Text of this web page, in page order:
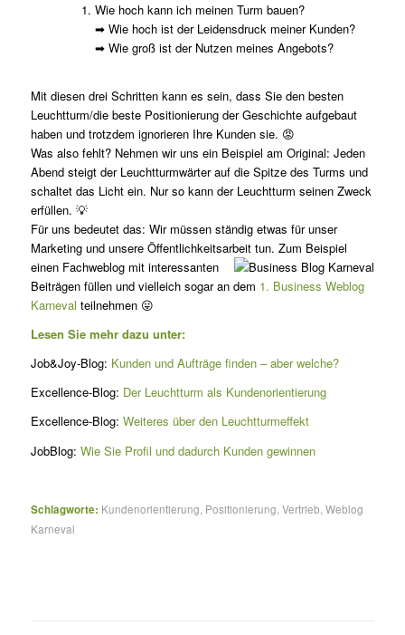
Wie hoch kann ich meinen Turm bauen?
➡ Wie hoch ist der Leidensdruck meiner Kunden?
➡ Wie groß ist der Nutzen meines Angebots?
Mit diesen drei Schritten kann es sein, dass Sie den besten
Leuchtturm/die beste Positionierung der Geschichte aufgebaut
haben und trotzdem ignorieren Ihre Kunden sie. 😡
Was also fehlt? Nehmen wir uns ein Beispiel am Original: Jeden
Abend steigt der Leuchtturmwärter auf die Spitze des Turms und
schaltet das Licht ein. Nur so kann der Leuchtturm seinen Zweck
erfüllen. 💡
Für uns bedeutet das: Wir müssen ständig etwas für unser
Marketing und unsere Öffentlichkeitsarbeit tun. Zum Beispiel
einen Fachweblog mit interessanten
Beiträgen füllen und vielleich sogar an dem 1. Business Weblog
Karneval teilnehmen 😛
Lesen Sie mehr dazu unter:
Job&Joy-Blog: Kunden und Aufträge finden – aber welche?
Excellence-Blog: Der Leuchtturm als Kundenorientierung
Excellence-Blog: Weiteres über den Leuchtturmeffekt
JobBlog: Wie Sie Profil und dadurch Kunden gewinnen
Schlagworte: Kundenorientierung Positionierung Vertrieb Weblog
Karneval